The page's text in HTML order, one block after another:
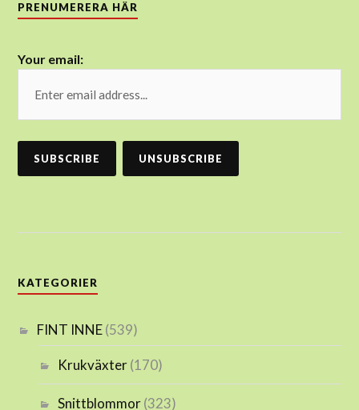
PRENUMERERA HÄR
Your email:
KATEGORIER
FINT INNE(539)
Krukväxter(170)
Snittblommor(323)